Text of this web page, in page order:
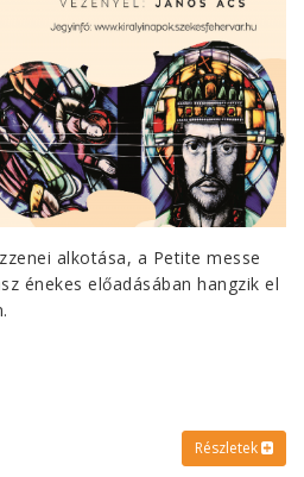
alkotása, a Petite messe
énekes előadásában hangzik el
Részletek